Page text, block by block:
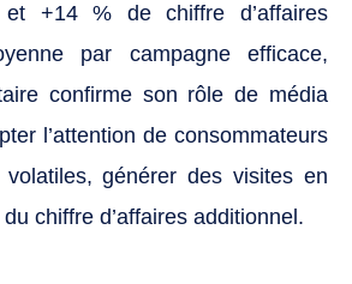
+14 % de chiffre d’affaires
par campagne efficace,
confirme son rôle de média
l’attention de consommateurs
générer des visites en
chiffre d’affaires additionnel.